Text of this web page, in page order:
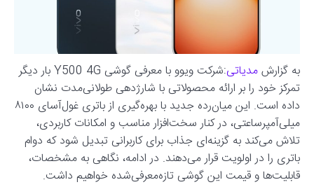
به گزارشمدیاتی
:شرکت ویوو با معرفی گوشی Y500 4G بار دیگر
تمرکز خود را بر ارائه محصولاتی با شارژدهی طولانی‌مدت نشان
داده است. این میان‌رده جدید با بهره‌گیری از باتری غول‌آسای ۸۱۰۰
میلی‌آمپرساعتی، در کنار سخت‌افزار مناسب و امکانات کاربردی،
تلاش می‌کند به گزینه‌ای جذاب برای کاربرانی تبدیل شود که دوام
باتری را در اولویت قرار می‌دهند. در ادامه، نگاهی به مشخصات،
قابلیت‌ها و قیمت این گوشی تازه‌معرفی‌شده خواهیم داشت.